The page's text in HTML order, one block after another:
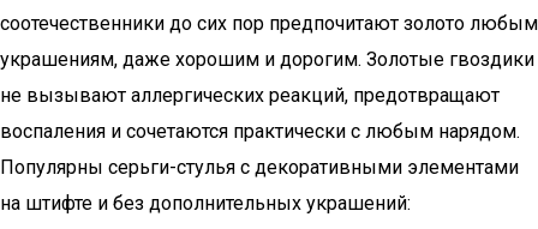
соотечественники до сих пор предпочитают золото любым
украшениям, даже хорошим и дорогим. Золотые гвоздики
не вызывают аллергических реакций, предотвращают
воспаления и сочетаются практически с любым нарядом.
Популярны серьги-стулья с декоративными элементами
на штифте и без дополнительных украшений: